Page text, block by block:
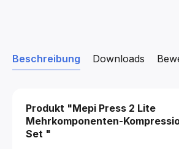
Beschreibung Downloads
Produkt "Mepi Press 2 Lite
Mehrkomponenten-
Set "